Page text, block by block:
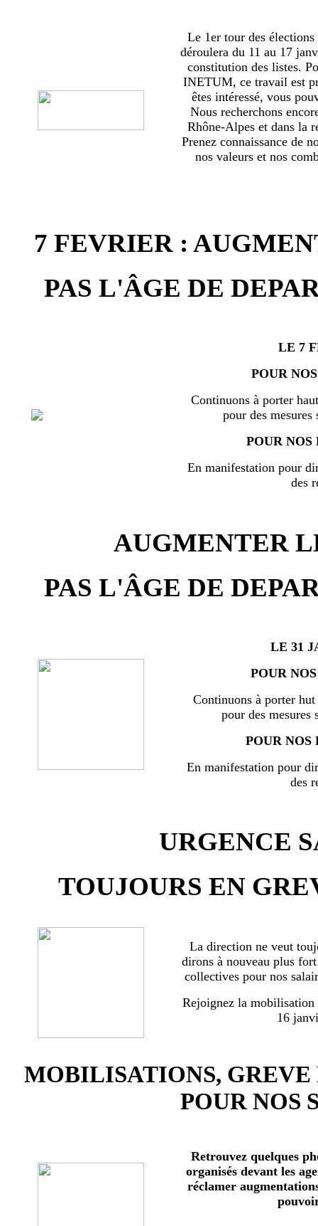
Le 1er tour des
déroulera du 11 au 17
constitution des listes.
INETUM, ce travail est
êtes intéressé, vous
Nous recherchons
Rhône-Alpes et dans la
Prenez connaissance de
nos valeurs et nos
7 FEVRIER :
PAS L'ÂGE DE
LE 7
POUR
Continuons à porter
pour des
POUR
En manifestation pour
des
AUGMENTER
PAS L'ÂGE DE
LE 31
POUR
Continuons à porter
pour des mesures
POUR NOS
En manifestation pour
des
URGENCE
TOUJOURS EN
La direction ne veut
dirons à nouveau plus
collectives pour nos
Rejoignez la mobilisation
16
MOBILISATIONS,
POUR NOS
Retrouvez quelques
organisés devant les
réclamer